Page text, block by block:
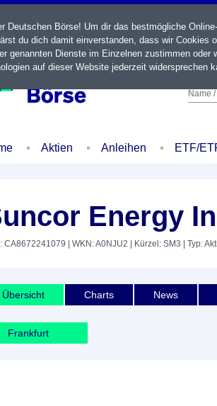
LIVE
Name
Aktien Anleihen ETF/
Energy
CA8672241079 | WKN: A0NJU2 | Kürzel: SM3 | Typ:
Übersicht Charts News
Frankfurt
Deutschen Börse! Um dir das bestmögliche
du dich damit einverstanden, dass wir Cookies
genannten Dienste im Einzelnen zustimmen
auf dieser Website jederzeit widersprechen